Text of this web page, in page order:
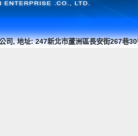
司, 地址: 247新北市蘆洲區長安街267